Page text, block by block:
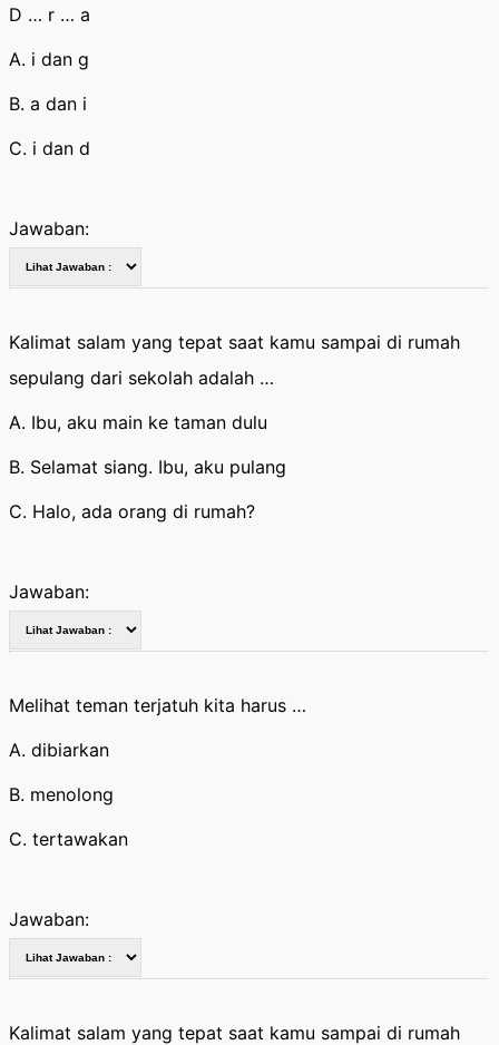
D … r … a
A. i dan g
B. a dan i
C. i dan d
Jawaban:
Kalimat salam yang tepat saat kamu sampai di rumah
sepulang dari sekolah adalah …
A. Ibu, aku main ke taman dulu
B. Selamat siang. Ibu, aku pulang
C. Halo, ada orang di rumah?
Jawaban:
Melihat teman terjatuh kita harus …
A. dibiarkan
B. menolong
C. tertawakan
Jawaban:
Kalimat salam yang tepat saat kamu sampai di rumah